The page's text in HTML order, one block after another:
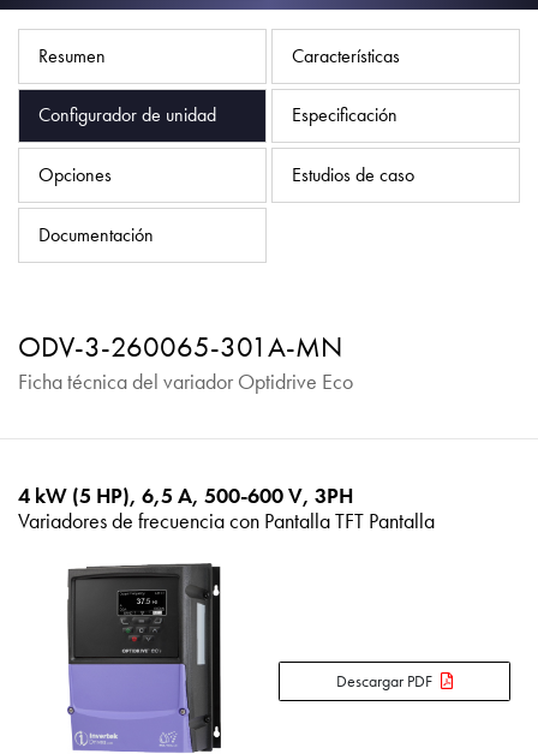
Resumen Características
Configurador de unidad Especificación
Opciones Estudios de caso
Documentación
ODV-3-260065-301A-MN
Ficha técnica del variador Optidrive Eco
4 kW (5 HP), 6,5 A, 500-600 V, 3PH
Variadores de frecuencia con Pantalla TFT Pantalla
Descargar PDF
Política de privacidad
Mapa del sitio
iSource